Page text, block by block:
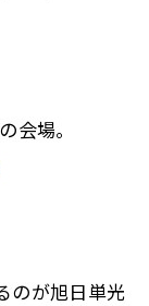
会場。
のが旭日単光